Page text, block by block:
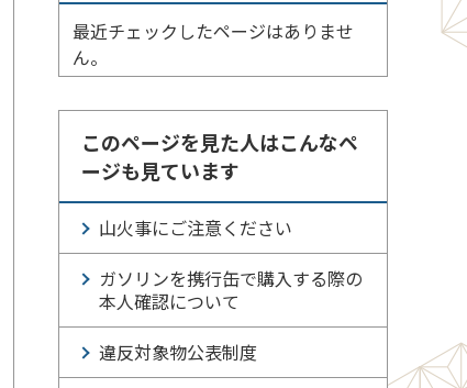
最近チェックしたページはありませ
ん。
このページを見た人はこんなペ
ージも見ています
山火事にご注意ください
ガソリンを携行缶で購入する際の
本人確認について
違反対象物公表制度